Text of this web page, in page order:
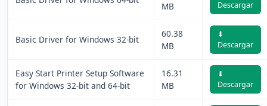
MB
Descargar
Basic Driver for Windows 32-bit
60.38
MB
⬇
Descargar
Easy Start Printer Setup Software
for Windows 32-bit and 64-bit
16.31
MB
⬇
Descargar